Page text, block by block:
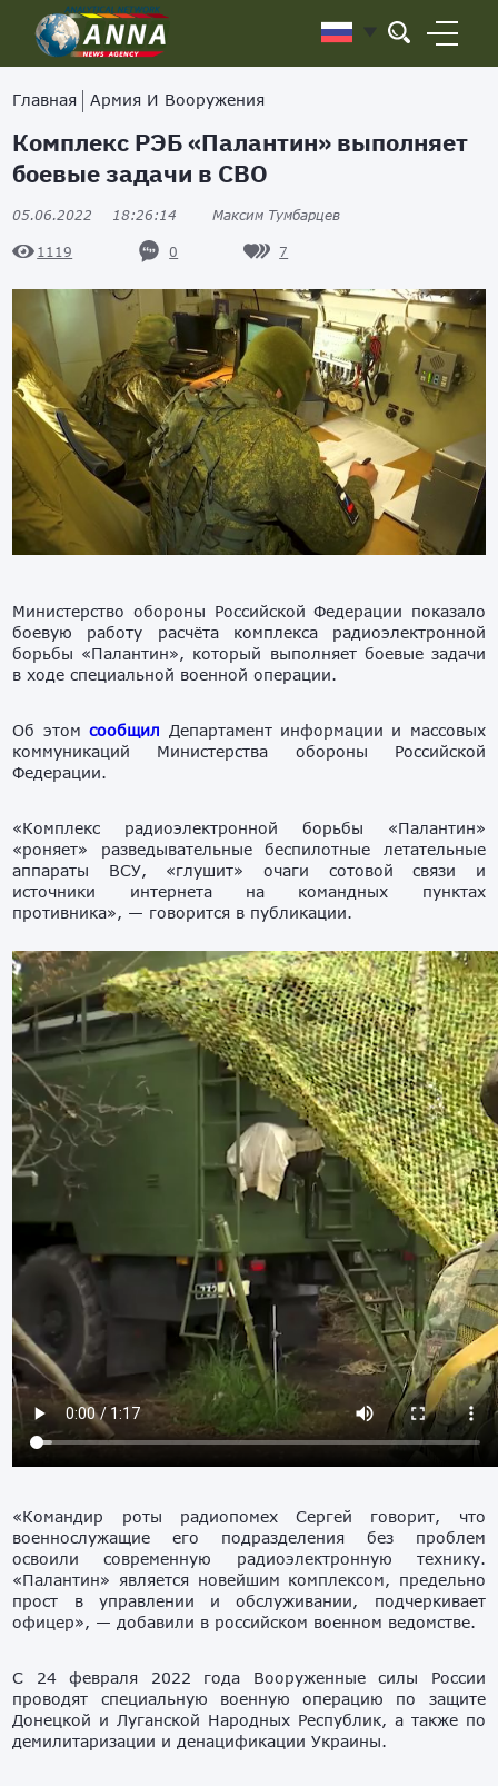
Главная Армия И Вооружения
Комплекс РЭБ «Палантин» выполняет
боевые задачи в СВО
05.06.2022 18:26:14 Максим Тумбарцев
1119 0 7
Министерство обороны Российской Федерации показало
боевую работу расчёта комплекса радиоэлектронной
борьбы «Палантин», который выполняет боевые задачи
в ходе специальной военной операции.
Об этомсообщил Департамент информации и массовых
коммуникаций Министерства обороны Российской
Федерации.
«Комплекс радиоэлектронной борьбы «Палантин»
«роняет» разведывательные беспилотные летательные
аппараты ВСУ, «глушит» очаги сотовой связи и
источники интернета на командных пунктах
противника», — говорится в публикации.
«Командир роты радиопомех Сергей говорит, что
военнослужащие его подразделения без проблем
освоили современную радиоэлектронную технику.
«Палантин» является новейшим комплексом, предельно
прост в управлении и обслуживании, подчеркивает
офицер», — добавили в российском военном ведомстве.
С 24 февраля 2022 года Вооруженные силы России
проводят специальную военную операцию по защите
Донецкой и Луганской Народных Республик, а также по
демилитаризации и денацификации Украины.